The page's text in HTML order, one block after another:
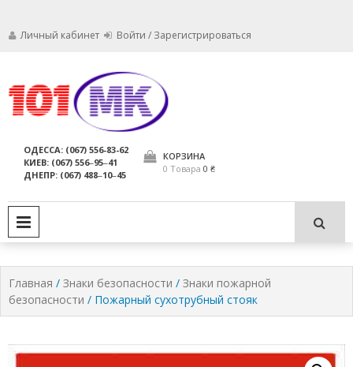
Личный кабинет Войти / Зарегистрироваться
компания МАРКО
пригодны для использования по
назначению.
ОДЕССА: (067) 556-83-62
КИЕВ: (067) 556‒95‒41
ДНЕПР: (067) 488‒10‒45
КОРЗИНА
0 Товара 0 ₴
Главная / Знаки безопасности / Знаки пожарной
безопасности / Пожарный сухотрубный стояк